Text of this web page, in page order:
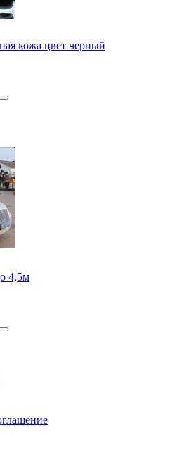
кожа цвет черный
4,5м